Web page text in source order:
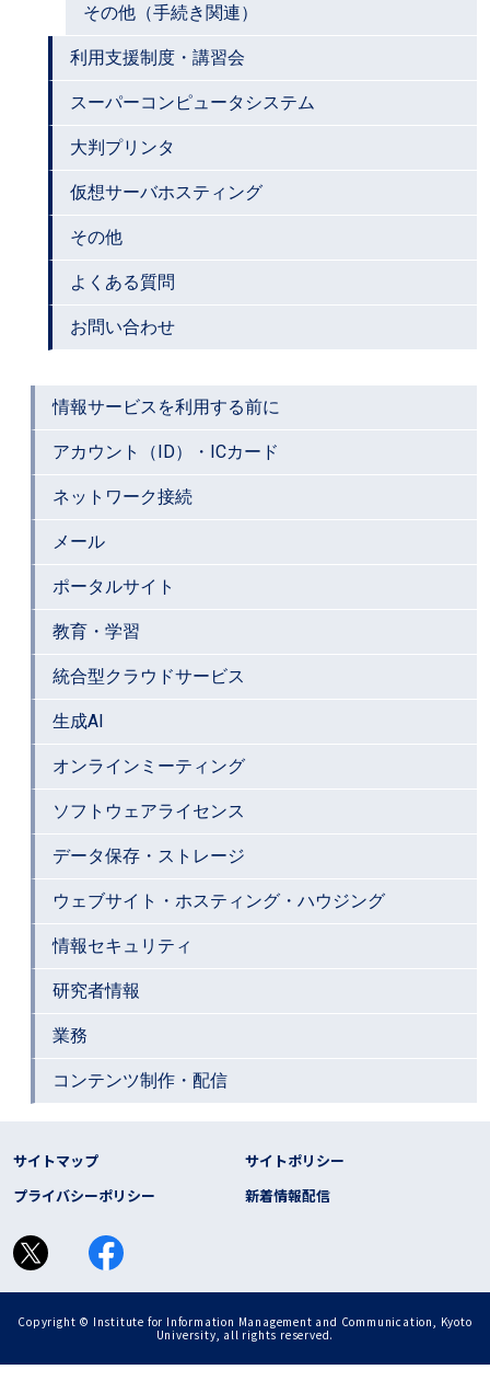
その他（手続き関連）
利用支援制度・講習会
スーパーコンピュータシステム
大判プリンタ
仮想サーバホスティング
その他
よくある質問
お問い合わせ
情報サービスを利用する前に
アカウント（ID）・ICカード
ネットワーク接続
メール
ポータルサイト
教育・学習
統合型クラウドサービス
生成AI
オンラインミーティング
ソフトウェアライセンス
データ保存・ストレージ
ウェブサイト・ホスティング・ハウジング
情報セキュリティ
研究者情報
業務
コンテンツ制作・配信
フッター リンク
サイトマップ
サイトポリシー
プライバシーポリシー
新着情報配信
Copyright © Institute for Information Management and Communication, Kyoto
University, all rights reserved.